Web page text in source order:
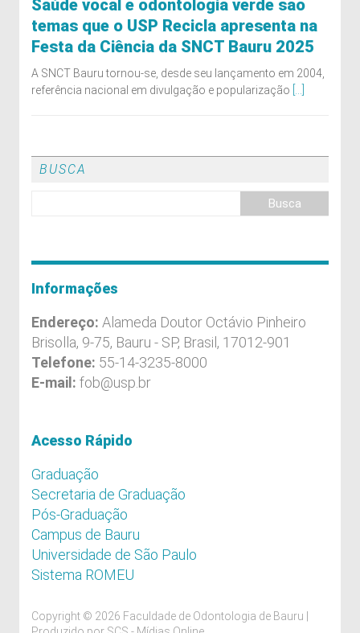
Saúde vocal e odontologia verde são
temas que o USP Recicla apresenta na
Festa da Ciência da SNCT Bauru 2025
A SNCT Bauru tornou-se, desde seu lançamento em 2004,
referência nacional em divulgação e popularização
BUSCA
Informações
Endereço: Alameda Doutor Octávio Pinheiro
Brisolla, 9-75, Bauru - SP, Brasil, 17012-901
Telefone: 55-14-3235-8000
E-mail: fob@usp.br
Acesso Rápido
Graduação
Secretaria de Graduação
Pós-Graduação
Campus de Bauru
Universidade de São Paulo
Sistema ROMEU
Copyright © 2026 Faculdade de Odontologia de Bauru |